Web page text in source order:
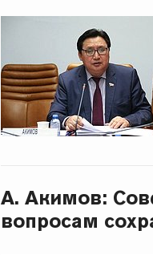
А. Акимов:
вопросам